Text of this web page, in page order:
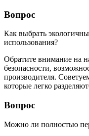
Вопрос
Как выбрать
использования?
Обратите внимание на
безопасности,
производителя.
которые легко
Вопрос
Можно ли полностью